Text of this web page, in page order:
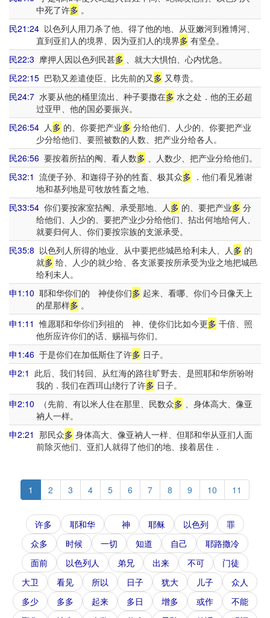
中死了许多 。
民21:24 以色列人用刀杀了他、得了他的地、从亚嫩河到雅博河、
直到亚扪人的境界、因为亚扪人的境界多 有坚垒。
民22:3 摩押人因以色列民甚多 、就大大惧怕、心内忧急。
民22:15 巴勒又差遣使臣、比先前的又多 又尊贵。
民24:7 水要从他的桶里流出、种子要撒在多 水之处．他的王必超
过亚甲、他的国必要振兴。
民26:54 人多 的、你要把产业多 分给他们、人少的、你要把产业
少分给他们、要照被数的人数、把产业分给各人。
民26:56 要按着所拈的阄、看人数多 、人数少、把产业分给他们。
民32:1 流便子孙、和迦得子孙的牲畜、极其众多 ．他们看见雅谢
地和基列地是可牧放牲畜之地、
民33:54 你们要按家室拈阄、承受那地、人多 的、要把产业多 分
给他们、人少的、要把产业少分给他们、拈出何地给何人、
就要归何人、你们要按宗族的支派承受。
民35:8 以色列人所得的地业、从中要把些城邑给利未人、人多 的
就多 给、人少的就少给、各支派要按所承受为业之地把城邑
给利未人。
申1:10 耶和华你们的 神使你们多 起来、看哪、你们今日像天上
的星那样多 。
申1:11 惟愿耶和华你们列祖的 神、使你们比如今更多 千倍、照
他所应许你们的话、赐福与你们。
申1:46 于是你们在加低斯住了许多 日子。
申2:1 此后、我们转回、从红海的路往旷野去、是照耶和华所吩咐
我的．我们在西珥山绕行了许多 日子。
申2:10 （先前、有以米人住在那里、民数众多 、身体高大、像亚
衲人一样。
申2:21 那民众多 身体高大、像亚衲人一样、但耶和华从亚扪人面
前除灭他们、亚扪人就得了他们的地、接着居住．
1 2 3 4 5 6 7 8 9 10 11
许多 耶和华 神 耶稣 以色列
罪
众多
时候 一切 知道 自己
耶路撒冷
面前
以色列人 弟兄 出来 不可
门徒
大卫
看见 所以 日子 犹大 儿子
众人
多少
多多 起来 多日 增多 或作
不能